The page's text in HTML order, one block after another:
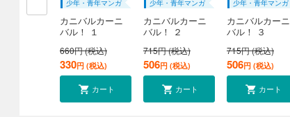
少年・青年マンガ
カニバルカーニ
バル！ １
660円 (税込)
330円 (税込)
カート
少年・青年マンガ
カニバルカーニ
バル！ ２
715円 (税込)
506円 (税込)
カート
少年・青年マンガ
カニバルカーニ
バル！ ３
715円 (税込)
506円 (税込)
カート